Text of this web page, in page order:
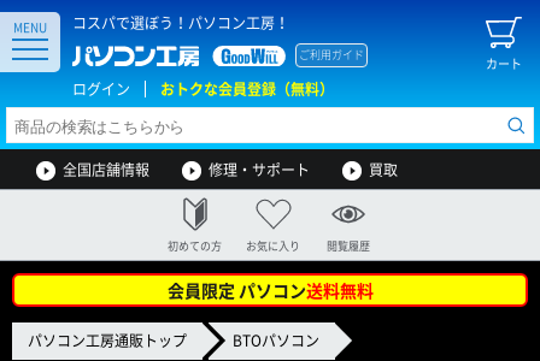
コスパで選ぼう！パソコン工房！
カート
ご利用ガイド
ログイン おトクな会員登録（無料）
MENU
全国店舗情報 修理・サポート 買取
初めての方 お気に入り 閲覧履歴
会員限定 パソコン送料無料
パソコン工房通販トップ BTOパソコン